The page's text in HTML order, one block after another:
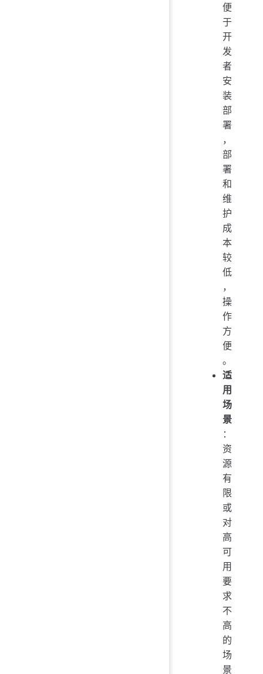
便
于
开
发
者
安
装
部
署
，
部
署
和
维
护
成
本
较
低
，
操
作
方
便
。
适
用
场
景
：
资
源
有
限
或
对
高
可
用
要
求
不
高
的
场
景